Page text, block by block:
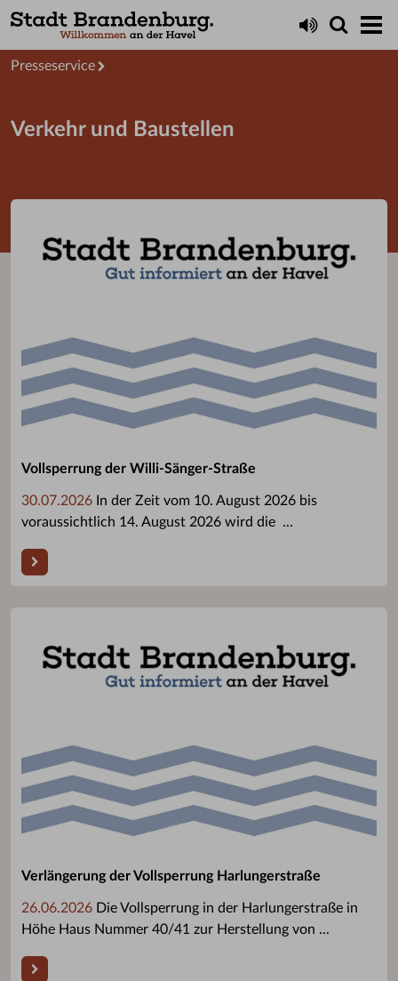
Aktuelles
Presseservice
Verkehr und Baustellen
Vollsperrung der Willi-Sänger-Straße
30.07.2026 In der Zeit vom 10. August 2026 bis
voraussichtlich 14. August 2026 wird die ...
Verlängerung der Vollsperrung Harlungerstraße
26.06.2026 Die Vollsperrung in der Harlungerstraße in
Höhe Haus Nummer 40/41 zur Herstellung von ...